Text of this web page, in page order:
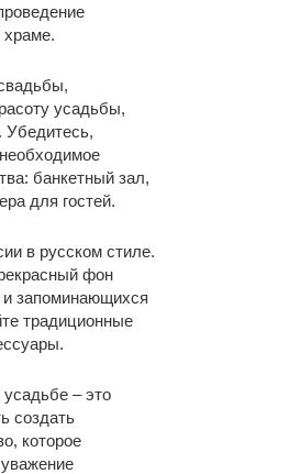
храме.
усадьбы,
Убедитесь,
банкетный зал,
для гостей.
в русском стиле.
фон
и запоминающихся
традиционные
– это
создать
которое